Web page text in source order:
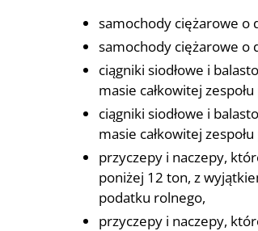
samochody ciężarowe o
samochody ciężarowe o
ciągniki siodłowe i
masie całkowitej
ciągniki siodłowe i
masie całkowitej
przyczepy i naczepy,
poniżej 12 ton, z
podatku rolnego,
przyczepy i naczepy,